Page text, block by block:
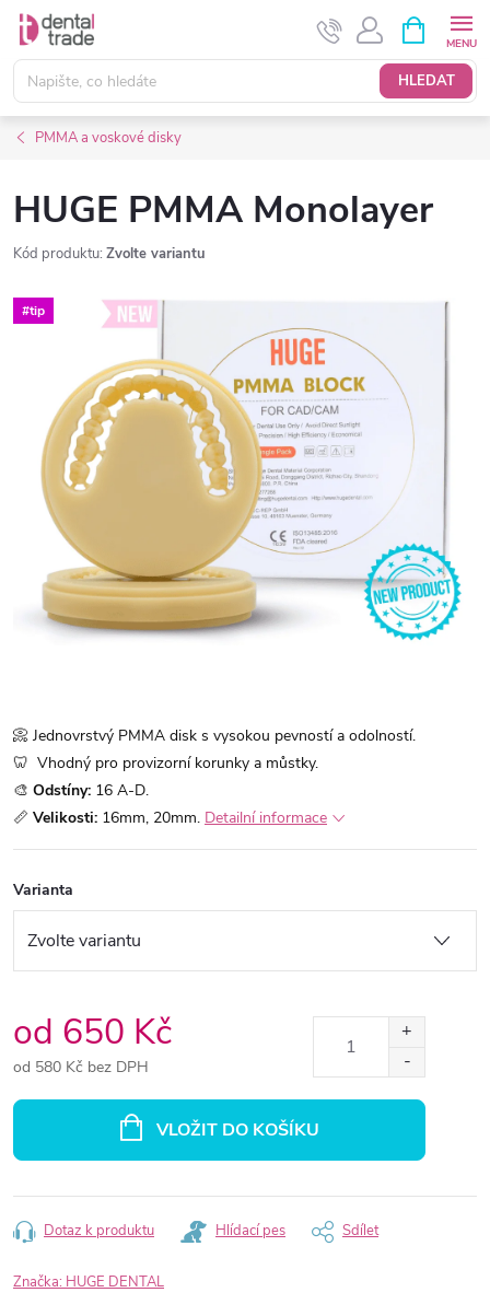
Přejít
obsah
HLEDAT
NÁKUPNÍ
KOŠÍK
PMMA a voskové disky
HUGE PMMA Monolayer
Kód produktu: Zvolte variantu
#tip
📀 Jednovrstvý PMMA disk s vysokou pevností a odolností.
🦷 Vhodný pro provizorní korunky a můstky.
🎨 Odstíny: 16 A-D.
📏 Velikosti: 16mm, 20mm. Detailní informace
Varianta
od 650 Kč
od 580 Kč bez DPH
VLOŽIT DO KOŠÍKU
Dotaz k produktu Hlídací pes Sdílet
Značka: HUGE DENTAL